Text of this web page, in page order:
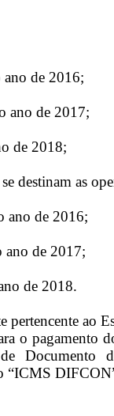
ano de 2016;
ano de 2017;
de 2018;
destinam as
ano de 2016;
ano de 2017;
de 2018.
pertencente ao
o pagamento
Documento
“ICMS